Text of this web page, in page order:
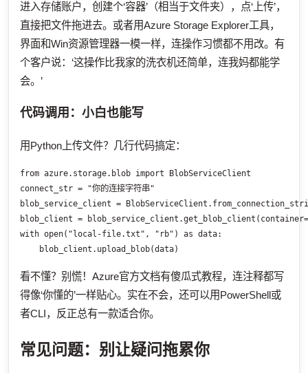
进入存储账户，创建个‘容器’（相当于文件夹），点‘上传’，
直接把文件拖进去。或者用Azure Storage Explorer工具，
界面和Win资源管理器一模一样，连操作习惯都不用改。有
个客户说：‘这操作比我家的洗衣机还简单，连我妈都能学
会。’
代码调用：小白也能写
用Python上传文件？几行代码搞定：
from azure.storage.blob import BlobServiceClient
connect_str = "你的连接字符串"
blob_service_client =
blob_client =
with open("local-file.txt", "rb") as data:
    blob_client.upload_blob(data)
看不懂？别慌！Azure官方文档有傻瓜式教程，连注释都写
得像‘你懂的’一样贴心。实在不会，还可以用PowerShell或
者CLI，反正总有一款适合你。
常见问题：别让疑问拖累你